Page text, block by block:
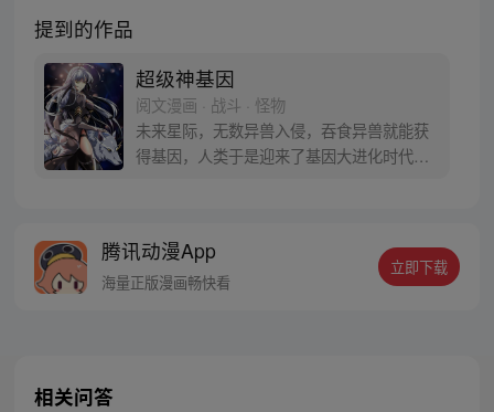
提到的作品
超级神基因
阅文漫画 · 战斗 · 怪物
未来星际，无数异兽入侵，吞食异兽就能获
得基因，人类于是迎来了基因大进化时代。
基因！
腾讯动漫App
海量正版漫画畅快看
立即下载
相关问答